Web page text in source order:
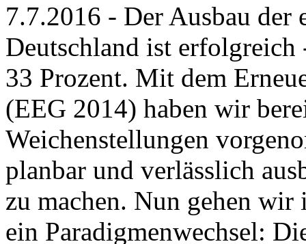
7.7.2016 - Der Ausbau der
Deutschland ist
33 Prozent. Mit dem
(EEG 2014) haben wir
Weichenstellungen
planbar und verlässlich
zu machen. Nun gehen wir
ein Paradigmenwechsel: